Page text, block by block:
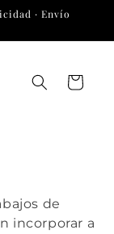
· Envío
Carrito
de
incorporar a